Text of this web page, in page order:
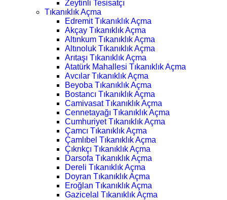
Zeytinli Tesisatçı
Tıkanıklık Açma
Edremit Tıkanıklık Açma
Akçay Tıkanıklık Açma
Altınkum Tıkanıklık Açma
Altınoluk Tıkanıklık Açma
Arıtaşı Tıkanıklık Açma
Atatürk Mahallesi Tıkanıklık Açma
Avcılar Tıkanıklık Açma
Beyoba Tıkanıklık Açma
Bostancı Tıkanıklık Açma
Camivasat Tıkanıklık Açma
Cennetayağı Tıkanıklık Açma
Cumhuriyet Tıkanıklık Açma
Çamcı Tıkanıklık Açma
Çamlıbel Tıkanıklık Açma
Çıkrıkçı Tıkanıklık Açma
Darsofa Tıkanıklık Açma
Dereli Tıkanıklık Açma
Doyran Tıkanıklık Açma
Eroğlan Tıkanıklık Açma
Gazicelal Tıkanıklık Açma